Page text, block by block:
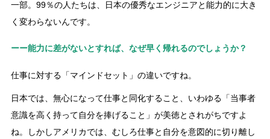
一部。99％の人たちは、日本の優秀なエンジニアと能力的に大き
く変わらないんです。
ーー能力に差がないとすれば、なぜ早く帰れるのでしょうか？
仕事に対する「マインドセット」の違いですね。
日本では、無心になって仕事と同化すること、いわゆる「当事者
意識を高く持って自分を捧げること」が美徳とされがちですよ
ね。しかしアメリカでは、むしろ仕事と自分を意図的に切り離し